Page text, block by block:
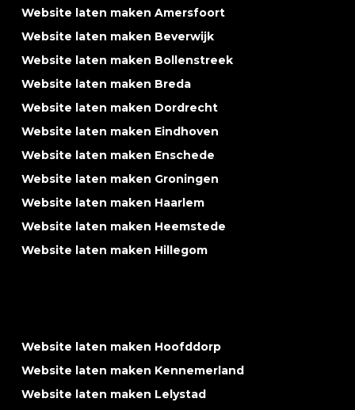
Website laten maken Amersfoort
Website laten maken Beverwijk
Website laten maken Bollenstreek
Website laten maken Breda
Website laten maken Dordrecht
Website laten maken Eindhoven
Website laten maken Enschede
Website laten maken Groningen
Website laten maken Haarlem
Website laten maken Heemstede
Website laten maken Hillegom
Website laten maken Hoofddorp
Website laten maken Kennemerland
Website laten maken Lelystad